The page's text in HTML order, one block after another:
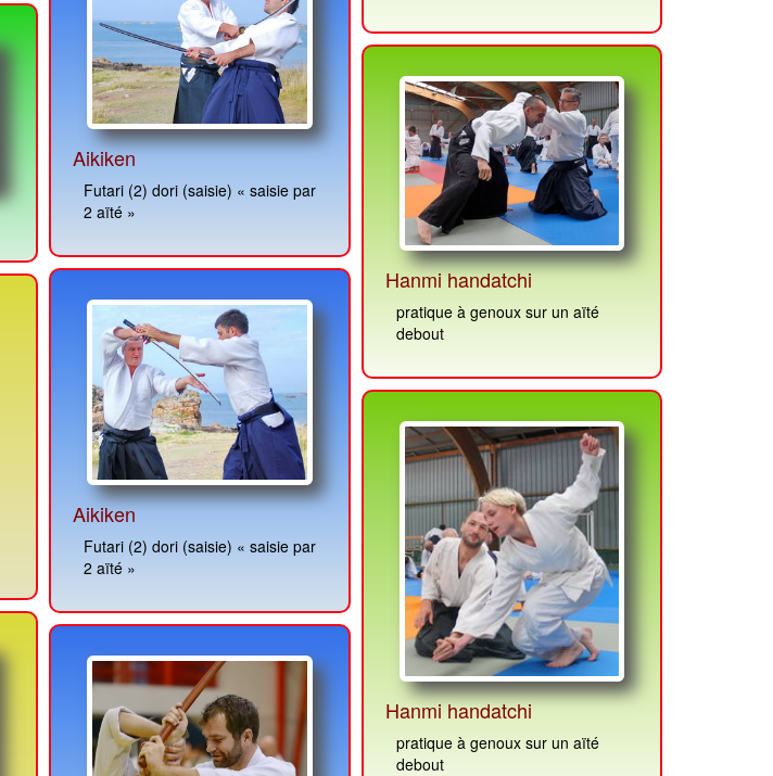
Aikiken
Futari (2) dori (saisie) « saisie par
2 aïté »
Aikiken
Futari (2) dori (saisie) « saisie par
2 aïté »
Hanmi handatchi
pratique à genoux sur un aïté
debout
Hanmi handatchi
pratique à genoux sur un aïté
debout